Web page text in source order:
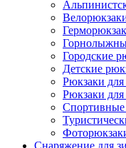
Городские
Детские
Рюкзаки для
Рюкзаки для
Спортивные
Снаряжение для